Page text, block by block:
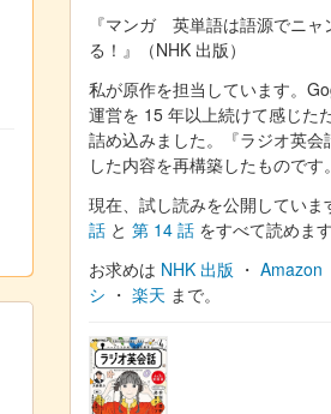
『マンガ 英単語は語源でニャ
る！』（NHK 出版）
私が原作を担当しています。
運営を 15 年以上続けて感じた
詰め込みました。『ラジオ英会
した内容を再構築したものです。
現在、試し読みを公開していま
話 と 第 14 話 をすべて読めます
お求めは NHK 出版 ・ Amazon
シ ・ 楽天 まで。